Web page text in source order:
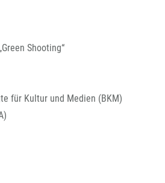
Shooting“
für Kultur und Medien (BKM)